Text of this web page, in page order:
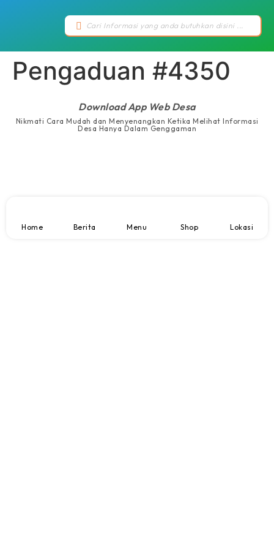
Pengaduan #4350
Download App Web Desa
Nikmati Cara Mudah dan Menyenangkan Ketika Melihat Informasi
Desa Hanya Dalam Genggaman
Home Berita Menu Shop Lokasi